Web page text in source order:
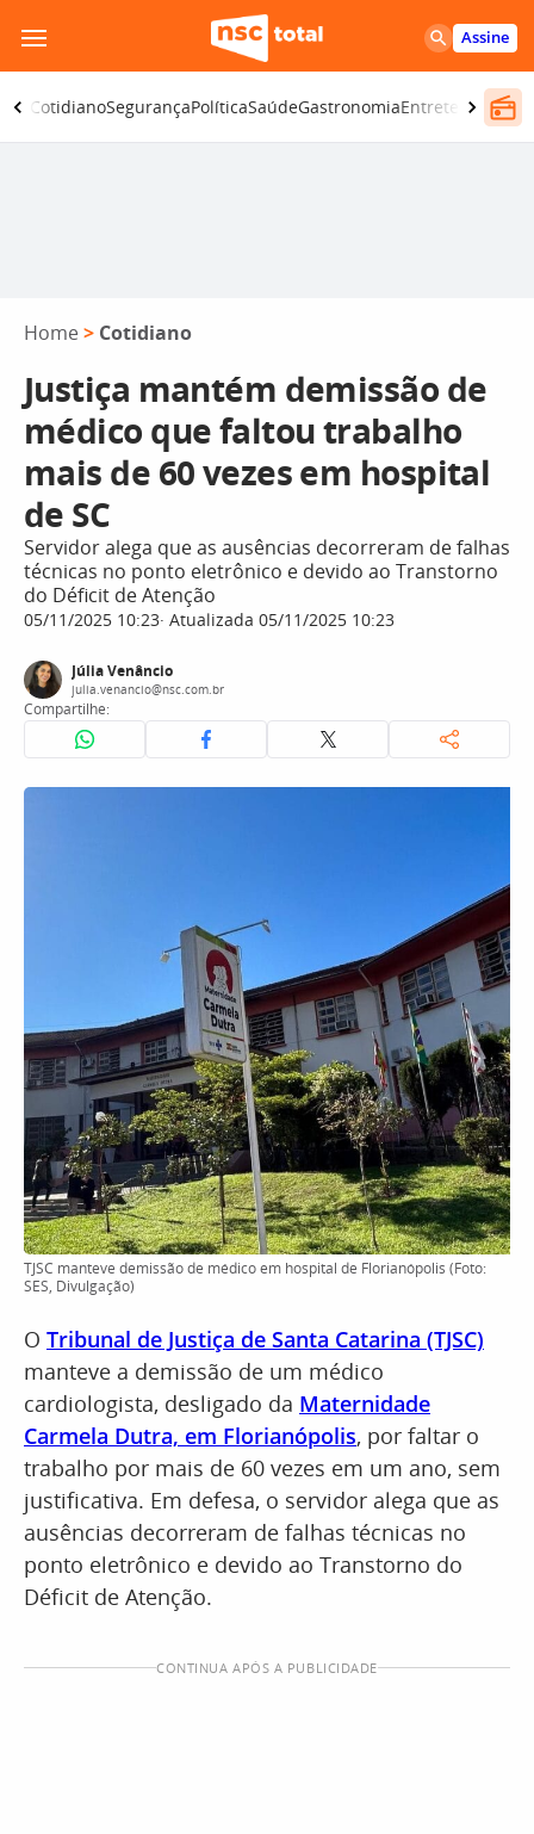
para
o
conteúdo
Assine
CotidianoSegurançaPolíticaSaúdeGastronomiaEntretenimento
Home > Cotidiano
Justiça mantém demissão de
médico que faltou trabalho
mais de 60 vezes em hospital
de SC
Servidor alega que as ausências decorreram de falhas
técnicas no ponto eletrônico e devido ao Transtorno
do Déficit de Atenção
05/11/2025 10:23 Atualizada 05/11/2025 10:23
Júlia Venâncio
julia.venancio@nsc.com.br
Compartilhe:
TJSC manteve demissão de médico em hospital de Florianópolis (Foto:
SES, Divulgação)
O Tribunal de Justiça de Santa Catarina (TJSC)
manteve a demissão de um médico
cardiologista, desligado da Maternidade
Carmela Dutra, em Florianópolis, por faltar o
trabalho por mais de 60 vezes em um ano, sem
justificativa. Em defesa, o servidor alega que as
ausências decorreram de falhas técnicas no
ponto eletrônico e devido ao Transtorno do
Déficit de Atenção.
CONTINUA APÓS A PUBLICIDADE